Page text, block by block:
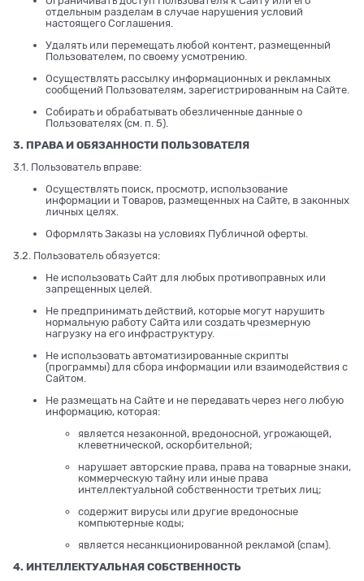
отдельным разделам в случае нарушения условий
настоящего Соглашения.
Удалять или перемещать любой контент, размещенный
Пользователем, по своему усмотрению.
Осуществлять рассылку информационных и рекламных
сообщений Пользователям, зарегистрированным на Сайте.
Собирать и обрабатывать обезличенные данные о
Пользователях (см. п. 5).
3. ПРАВА И ОБЯЗАННОСТИ ПОЛЬЗОВАТЕЛЯ
3.1. Пользователь вправе:
Осуществлять поиск, просмотр, использование
информации и Товаров, размещенных на Сайте, в законных
личных целях.
Оформлять Заказы на условиях Публичной оферты.
3.2. Пользователь обязуется:
Не использовать Сайт для любых противоправных или
запрещенных целей.
Не предпринимать действий, которые могут нарушить
нормальную работу Сайта или создать чрезмерную
нагрузку на его инфраструктуру.
Не использовать автоматизированные скрипты
(программы) для сбора информации или взаимодействия с
Сайтом.
Не размещать на Сайте и не передавать через него любую
информацию, которая:
является незаконной, вредоносной, угрожающей,
клеветнической, оскорбительной;
нарушает авторские права, права на товарные знаки,
коммерческую тайну или иные права
интеллектуальной собственности третьих лиц;
содержит вирусы или другие вредоносные
компьютерные коды;
является несанкционированной рекламой (спам).
4. ИНТЕЛЛЕКТУАЛЬНАЯ СОБСТВЕННОСТЬ